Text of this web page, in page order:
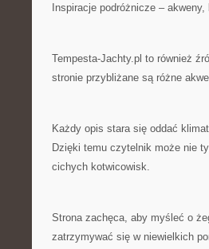
Inspiracje podróżnicze –
Tempesta-Jachty.pl to również
stronie przybliżane są różne
Każdy opis stara się oddać
Dzięki temu czytelnik może nie
cichych kotwicowisk.
Strona zachęca, aby myśleć o
zatrzymywać się w niewielkich